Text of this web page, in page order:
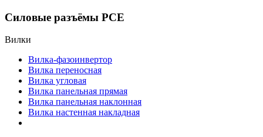
Силовые разъёмы PCE
Вилки
Вилка-фазоинвертор
Вилка переносная
Вилка угловая
Вилка панельная прямая
Вилка панельная наклонная
Вилка настенная накладная